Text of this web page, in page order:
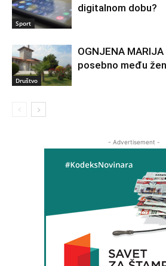
Sport
digitalnom dobu?
Društvo
OGNJENA
posebno među
- Advertisement -